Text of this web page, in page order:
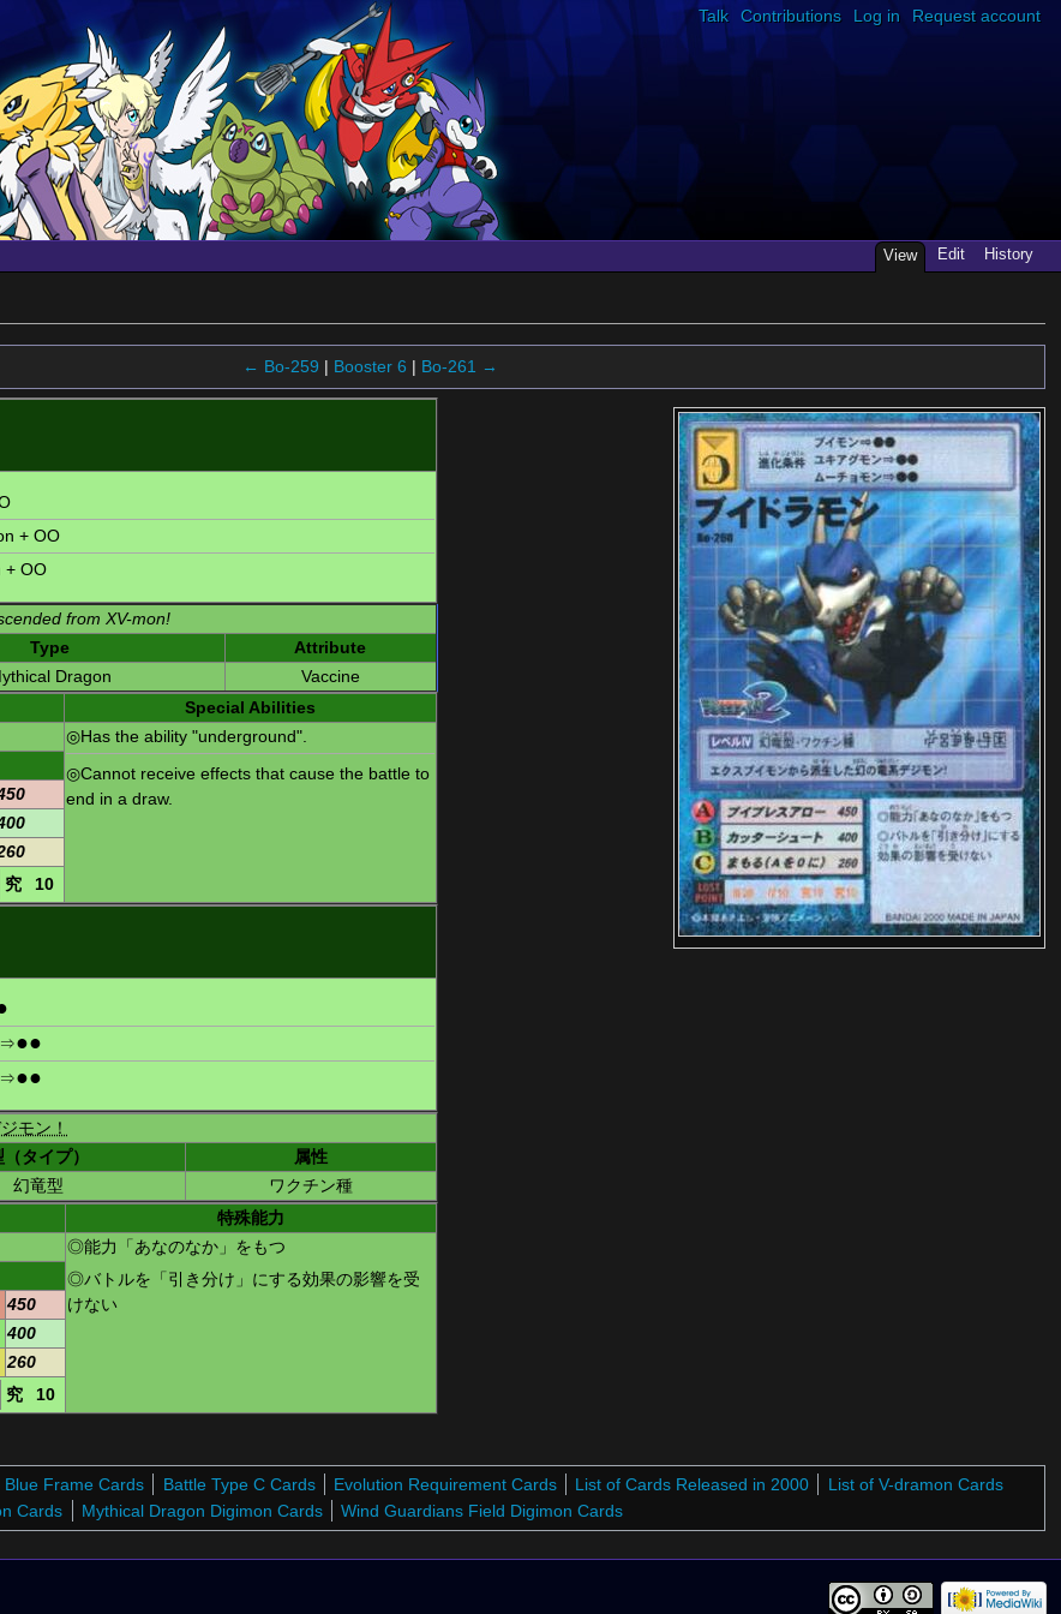
← Bo-259 | Booster 6 | Bo-261 →
+ OO
+ OO
from XV-mon!
Type
Attribute
Dragon
Vaccine
Special Abilities
◎Has the ability "underground".
◎Cannot receive effects that cause the battle to
end in a draw.
究 10
⇒●●
⇒●●
モン！
（タイプ）
属性
幻竜型
ワクチン種
特殊能力
◎能力「あなのなか」をもつ
◎バトルを「引き分け」にする効果の影響を受
けない
450
400
260
究 10
Blue Frame Cards Battle Type C Cards Evolution Requirement Cards List of Cards Released in 2000
List of V-dramon Cards
Cards Mythical Dragon Digimon Cards Wind Guardians Field Digimon Cards
Talk Contributions Log in Request account
View Edit History